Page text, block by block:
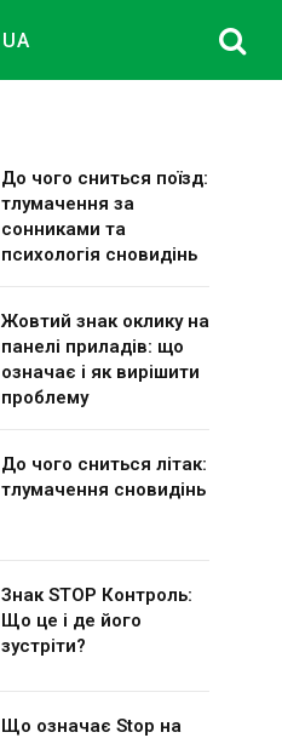
UA
До чого сниться поїзд:
тлумачення за
сонниками та
психологія сновидінь
Жовтий знак оклику на
панелі приладів: що
означає і як вирішити
проблему
До чого сниться літак:
тлумачення сновидінь
Знак STOP Контроль:
Що це і де його
зустріти?
Що означає Stop на